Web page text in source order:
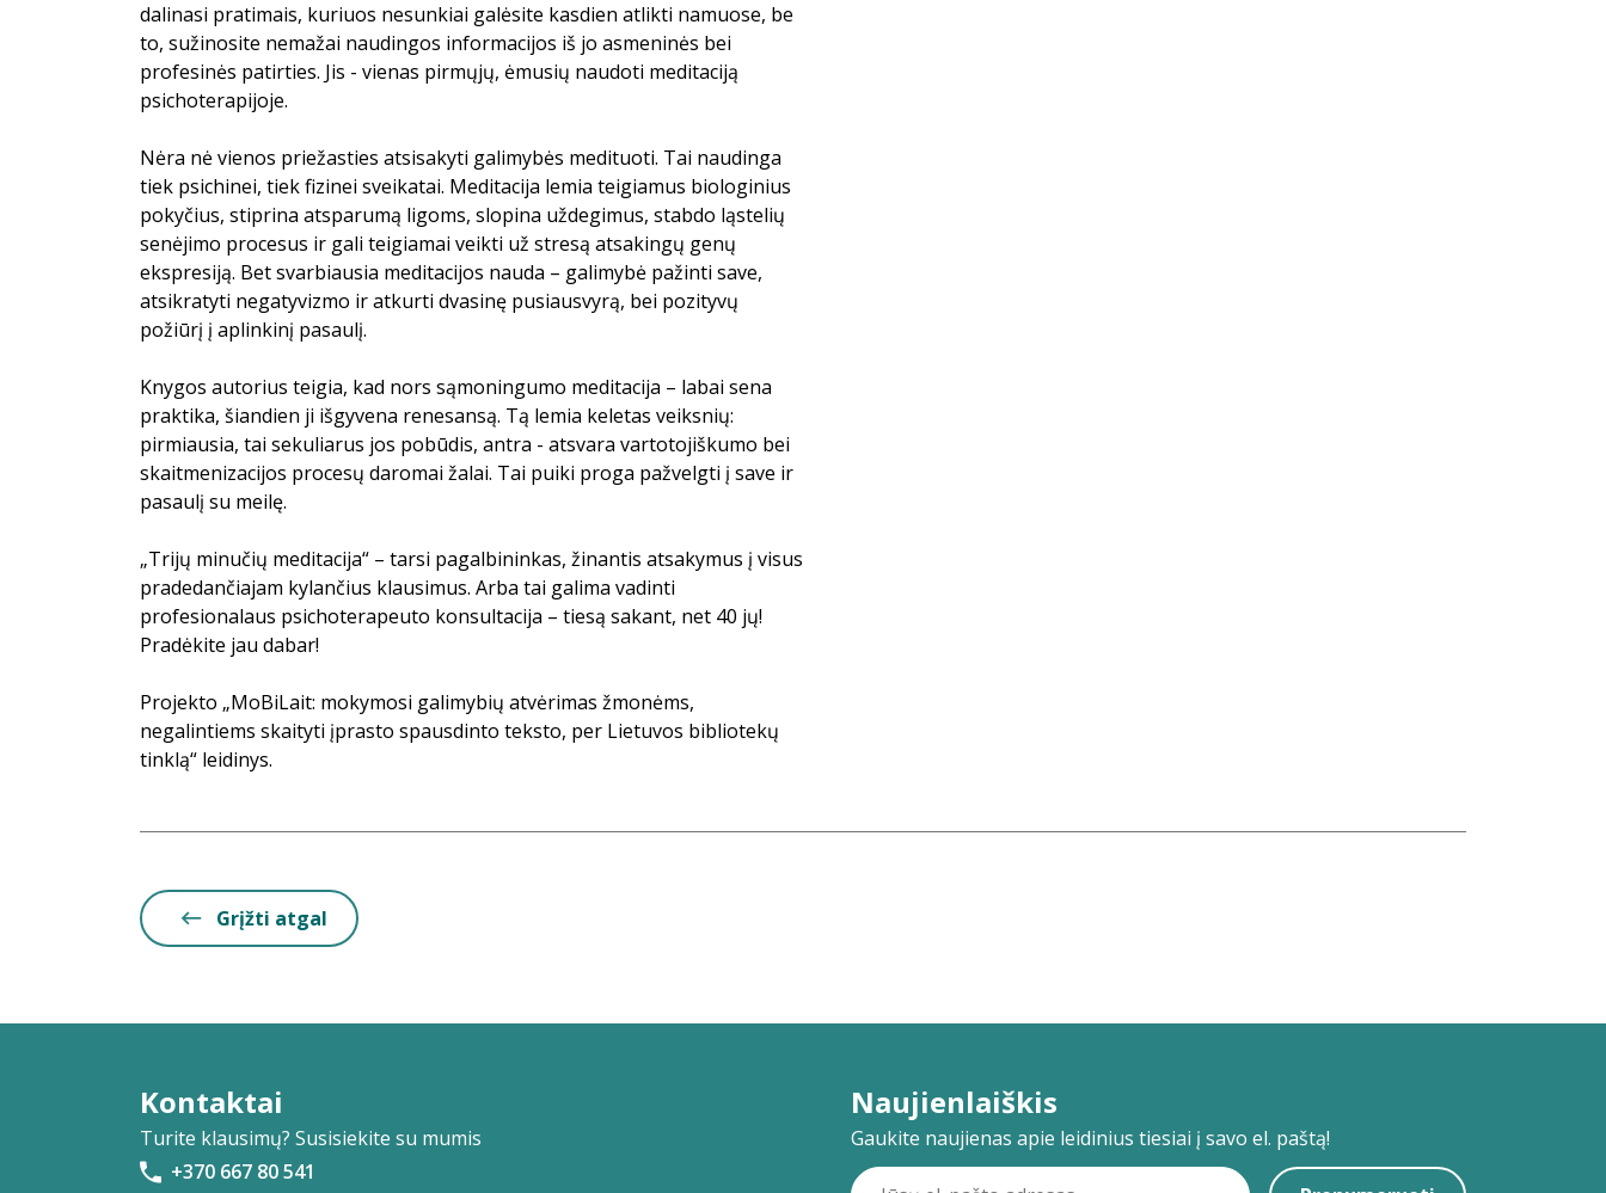
dalinasi pratimais, kuriuos nesunkiai galėsite kasdien atlikti namuose, be
to, sužinosite nemažai naudingos informacijos iš jo asmeninės bei
profesinės patirties. Jis - vienas pirmųjų, ėmusių naudoti meditaciją
psichoterapijoje.
Nėra nė vienos priežasties atsisakyti galimybės medituoti. Tai naudinga
tiek psichinei, tiek fizinei sveikatai. Meditacija lemia teigiamus biologinius
pokyčius, stiprina atsparumą ligoms, slopina uždegimus, stabdo ląstelių
senėjimo procesus ir gali teigiamai veikti už stresą atsakingų genų
ekspresiją. Bet svarbiausia meditacijos nauda – galimybė pažinti save,
atsikratyti negatyvizmo ir atkurti dvasinę pusiausvyrą, bei pozityvų
požiūrį į aplinkinį pasaulį.
Knygos autorius teigia, kad nors sąmoningumo meditacija – labai sena
praktika, šiandien ji išgyvena renesansą. Tą lemia keletas veiksnių:
pirmiausia, tai sekuliarus jos pobūdis, antra - atsvara vartotojiškumo bei
skaitmenizacijos procesų daromai žalai. Tai puiki proga pažvelgti į save ir
pasaulį su meilę.
„Trijų minučių meditacija“ – tarsi pagalbininkas, žinantis atsakymus į visus
pradedančiajam kylančius klausimus. Arba tai galima vadinti
profesionalaus psichoterapeuto konsultacija – tiesą sakant, net 40 jų!
Pradėkite jau dabar!
Projekto „MoBiLait: mokymosi galimybių atvėrimas žmonėms,
negalintiems skaityti įprasto spausdinto teksto, per Lietuvos bibliotekų
tinklą“ leidinys.
Grįžti atgal
Kontaktai
Turite klausimų? Susisiekite su mumis
+370 667 80 541
Naujienlaiškis
Gaukite naujienas apie leidinius tiesiai į savo el. paštą!